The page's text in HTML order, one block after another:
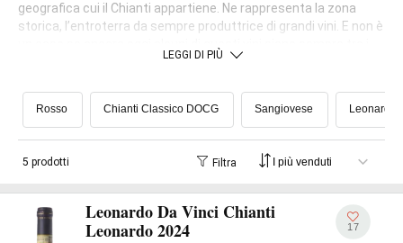
geografica cui il Chianti appartiene. Ne rappresenta la zona
storica, l’entroterra da sempre produttrice di grandi vini. E non è
top seller della nostra enoteca, comeFèlsina Chianti Classico
LEGGI DI PIÙ
Rosso Chianti Classico DOCG Sangiovese Leonardo
5 prodotti Filtra
Leonardo Da Vinci Chianti
Leonardo 2024
17